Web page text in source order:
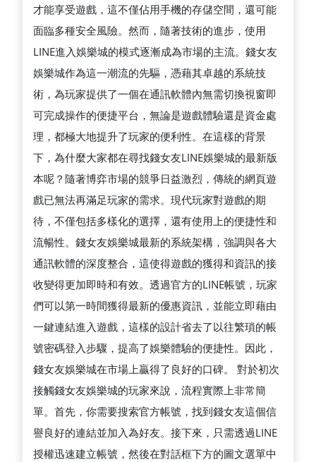
才能享受遊戲，這不僅佔用手機的存儲空間，還可能
面臨多種安全風險。然而，隨著技術的進步，使用
LINE進入娛樂城的模式逐漸成為市場的主流。錢女友
娛樂城作為這一潮流的先驅，憑藉其卓越的系統技
術，為玩家提供了一個在通訊軟體內無需切換視窗即
可完成操作的便捷平台，無論是遊戲體驗還是資金處
理，都極大地提升了玩家的便利性。在這樣的背景
下，為什麼大家都在尋找錢女友LINE娛樂城的最新版
本呢？隨著博弈市場的競爭日益激烈，傳統的網頁遊
戲已無法再滿足玩家的需求。現代玩家對遊戲的期
待，不僅包括多樣化的選擇，還有使用上的便捷性和
流暢性。錢女友娛樂城最新的系統架構，強調與各大
通訊軟體的深度整合，這使得遊戲的獲得和資訊的接
收變得更加即時和有效。透過官方的LINE帳號，玩家
們可以第一時間獲得最新的優惠資訊，並能立即藉由
一鍵連結進入遊戲，這樣的設計省去了以往繁瑣的帳
號密碼登入步驟，提高了娛樂體驗的便捷性。因此，
錢女友娛樂城在市場上贏得了良好的口碑。 對於初次
接觸錢女友娛樂城的玩家來說，流程實際上非常簡
單。首先，你需要搜索官方帳號，找到錢女友這個信
譽良好的連結並加入為好友。接下來，只需透過LINE
授權迅速建立帳號，然後在對話框下方的圖文選單中